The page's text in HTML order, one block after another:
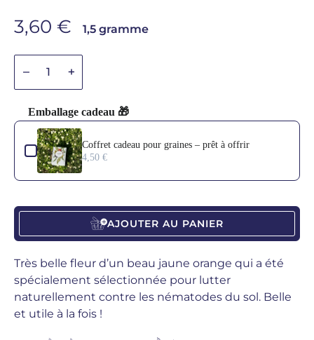
Prix de vente
3,60 € 1,5 gramme
Emballage cadeau 🎁
Use the Previous and Next buttons to navigate through product
Coffret cadeau pour graines – prêt à offrir
4,50 €
AJOUTER AU PANIER
Très belle fleur d’un beau jaune orange qui a été
spécialement sélectionnée pour lutter
naturellement contre les nématodes du sol. Belle
et utile à la fois !